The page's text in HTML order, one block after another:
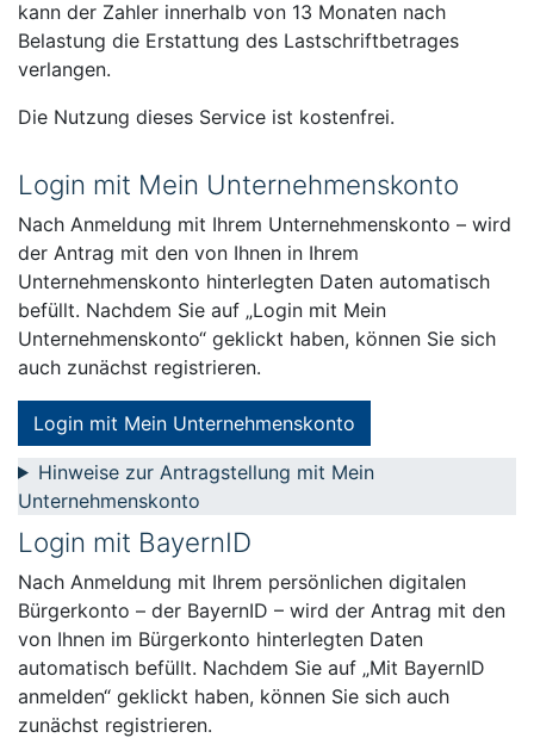
kann der Zahler innerhalb von 13 Monaten nach
Belastung die Erstattung des Lastschriftbetrages
verlangen.
Die Nutzung dieses Service ist kostenfrei.
Login mit Mein Unternehmenskonto
Nach Anmeldung mit Ihrem Unternehmenskonto – wird
der Antrag mit den von Ihnen in Ihrem
Unternehmenskonto hinterlegten Daten automatisch
befüllt. Nachdem Sie auf „Login mit Mein
Unternehmenskonto“ geklickt haben, können Sie sich
auch zunächst registrieren.
Login mit Mein Unternehmenskonto
Hinweise zur Antragstellung mit Mein
Unternehmenskonto
Login mit BayernID
Nach Anmeldung mit Ihrem persönlichen digitalen
Bürgerkonto – der BayernID – wird der Antrag mit den
von Ihnen im Bürgerkonto hinterlegten Daten
automatisch befüllt. Nachdem Sie auf „Mit BayernID
anmelden“ geklickt haben, können Sie sich auch
zunächst registrieren.